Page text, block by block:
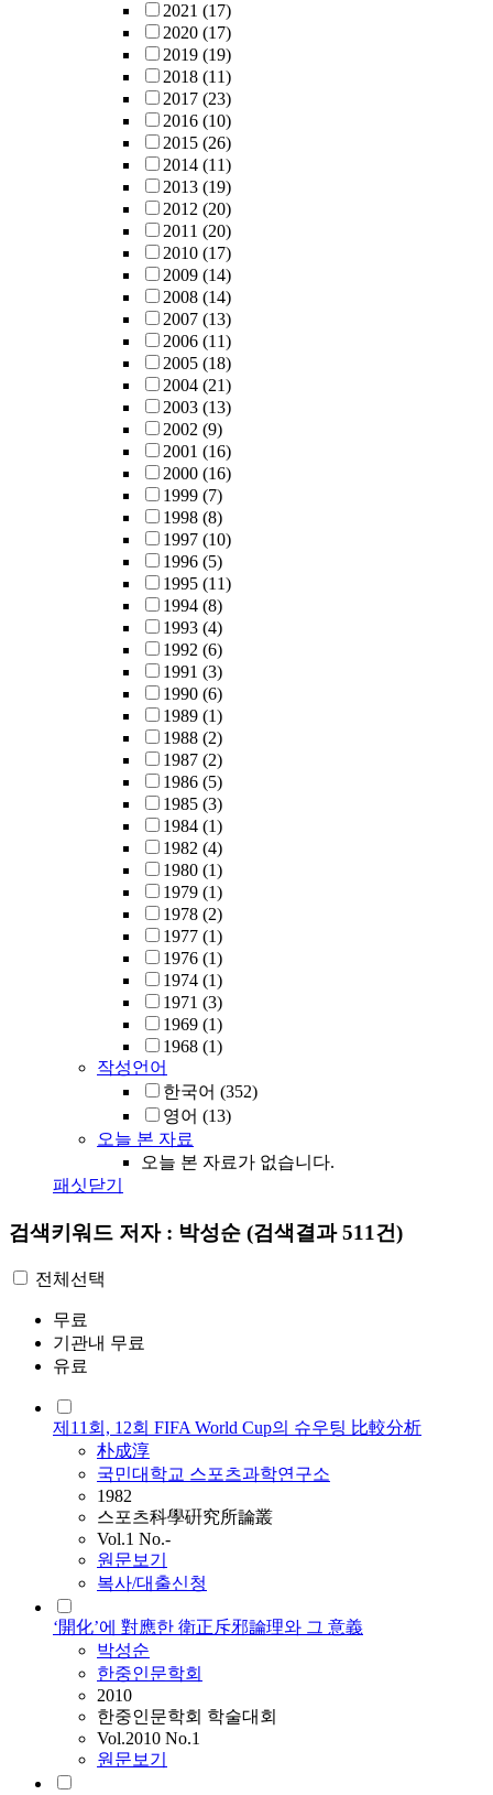
2021 (17)
2020 (17)
2019 (19)
2018 (11)
2017 (23)
2016 (10)
2015 (26)
2014 (11)
2013 (19)
2012 (20)
2011 (20)
2010 (17)
2009 (14)
2008 (14)
2007 (13)
2006 (11)
2005 (18)
2004 (21)
2003 (13)
2002 (9)
2001 (16)
2000 (16)
1999 (7)
1998 (8)
1997 (10)
1996 (5)
1995 (11)
1994 (8)
1993 (4)
1992 (6)
1991 (3)
1990 (6)
1989 (1)
1988 (2)
1987 (2)
1986 (5)
1985 (3)
1984 (1)
1982 (4)
1980 (1)
1979 (1)
1978 (2)
1977 (1)
1976 (1)
1974 (1)
1971 (3)
1969 (1)
1968 (1)
작성언어
한국어 (352)
영어 (13)
오늘 본 자료
오늘 본 자료가 없습니다.
패싯닫기
검색키워드 저자 : 박성순 (검색결과 511건)
전체선택
무료
기관내 무료
유료
제11회, 12회 FIFA World Cup의 슈우팅 比較分析
朴成淳
국민대학교 스포츠과학연구소
1982
스포츠科學硏究所論叢
Vol.1 No.-
원문보기
복사/대출신청
‘開化’에 對應한 衛正斥邪論理와 그 意義
박성순
한중인문학회
2010
한중인문학회 학술대회
Vol.2010 No.1
원문보기